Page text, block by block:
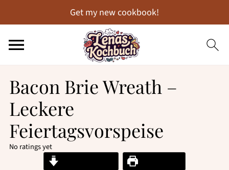
Get my new cookbook!
Bacon Brie Wreath –
Leckere
Feiertagsvorspeise
No ratings yet
Print Recipe